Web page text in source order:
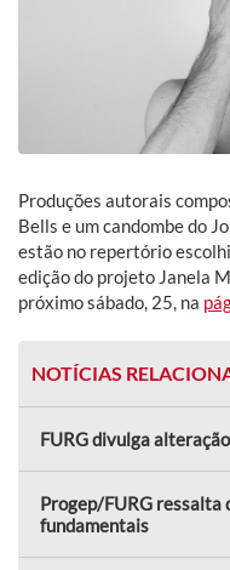
Produções autorais
Bells e um candombe do
estão no repertório
edição do projeto Janela
próximo sábado, 25, na
NOTÍCIAS
FURG divulga
Progep/FURG ressalta
fundamentais